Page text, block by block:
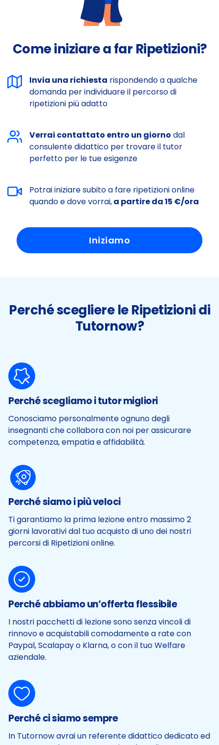
Come iniziare a far Ripetizioni?
Invia una richiesta rispondendo a qualche
domanda per individuare il percorso di
ripetizioni più adatto
Verrai contattato entro un giorno dal
consulente didattico per trovare il tutor
perfetto per le tue esigenze
Potrai iniziare subito a fare ripetizioni online
quando e dove vorrai,a partire da 15 €/ora
Iniziamo
Perché scegliere le Ripetizioni di
Tutornow?
Perché scegliamo i tutor migliori
Conosciamo personalmente ognuno degli
insegnanti che collabora con noi per assicurare
competenza, empatia e affidabilità.
Perché siamo i più veloci
Ti garantiamo la prima lezione entro massimo 2
giorni lavorativi dal tuo acquisto di uno dei nostri
percorsi di Ripetizioni online.
Perché abbiamo un’offerta flessibile
I nostri pacchetti di lezione sono senza vincoli di
rinnovo e acquistabili comodamente a rate con
Paypal, Scalapay o Klarna, o con il tuo Welfare
aziendale.
Perché ci siamo sempre
In Tutornow avrai un referente didattico dedicato ed